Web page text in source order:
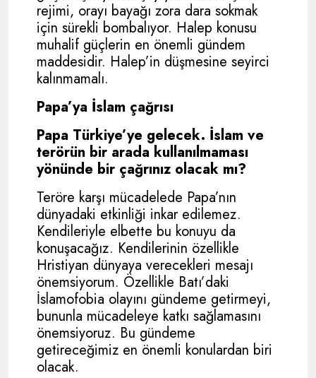
rejimi, orayı bayağı zora dara sokmak
için sürekli bombalıyor. Halep konusu
muhalif güçlerin en önemli gündem
maddesidir. Halep’in düşmesine seyirci
kalınmamalı.
Papa’ya İslam çağrısı
Papa Türkiye’ye gelecek. İslam ve
terörün bir arada kullanılmaması
yönünde bir çağrınız olacak mı?
Teröre karşı mücadelede Papa’nın
dünyadaki etkinliği inkar edilemez.
Kendileriyle elbette bu konuyu da
konuşacağız. Kendilerinin özellikle
Hristiyan dünyaya verecekleri mesajı
önemsiyorum. Özellikle Batı’daki
İslamofobia olayını gündeme getirmeyi,
bununla mücadeleye katkı sağlamasını
önemsiyoruz. Bu gündeme
getireceğimiz en önemli konulardan biri
olacak.